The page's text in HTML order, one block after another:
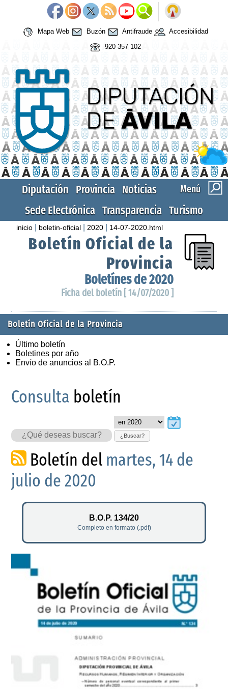
Mapa Web Buzón Antifraude
Accesibilidad
920 357 102
Menú
Diputación Provincia Noticias
Sede Electrónica Transparencia Turismo
inicio boletin-oficial 2020 14-07-2020.html
Boletín Oficial de la
Provincia
Boletínes de 2020
Ficha del boletín [ 14/07/2020 ]
Boletín Oficial de la Provincia
Último boletín
Boletines por año
Envío de anuncios al B.O.P.
Consulta boletín
¿Buscar?
Boletín del martes, 14 de
julio de 2020
B.O.P. 134/20
Completo en formato (.pdf)